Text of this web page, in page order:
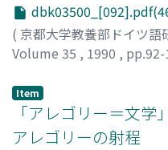
( 京都大学教養部ドイツ語
Volume 35 , 1990 , pp.92-
Item
「アレゴリー＝文学
アレゴリーの射程